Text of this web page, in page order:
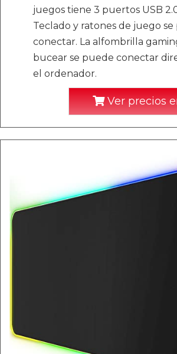
juegos tiene 3 puertos USB
Teclado y ratones de juego
conectar. La alfombrilla
bucear se puede conectar
el ordenador.
Ver precios